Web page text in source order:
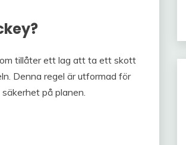
tillåter ett lag att ta ett skott
Denna regel är utformad för
på planen.